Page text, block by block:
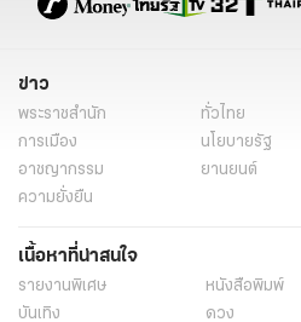
ข่าว
พระราชสำนัก ทั่วไทย
การเมือง
นโยบายรัฐ
อาชญากรรม
ยานยนต์
ความยั่งยืน
เนื้อหาที่น่าสนใจ
รายงานพิเศษ หนังสือพิมพ์
บันเทิง
ดวง